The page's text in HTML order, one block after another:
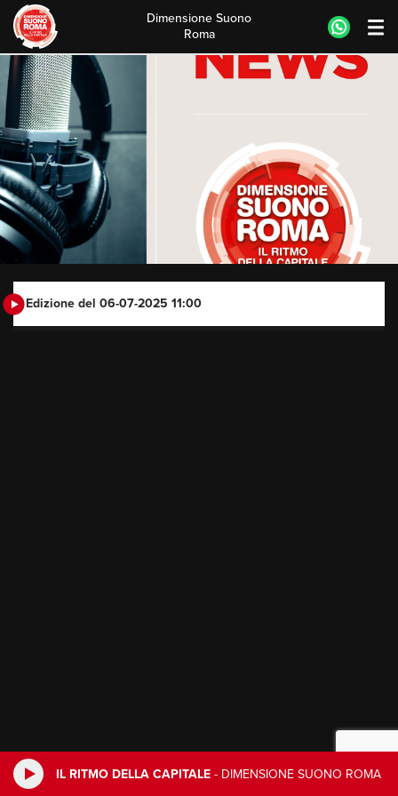
IL RITMO DELLA CAPITALE - DIMENSIONE SUONO ROMA
Skip
to
content
Dimensione Suono
Roma
Edizione del 06-07-2025 11:00